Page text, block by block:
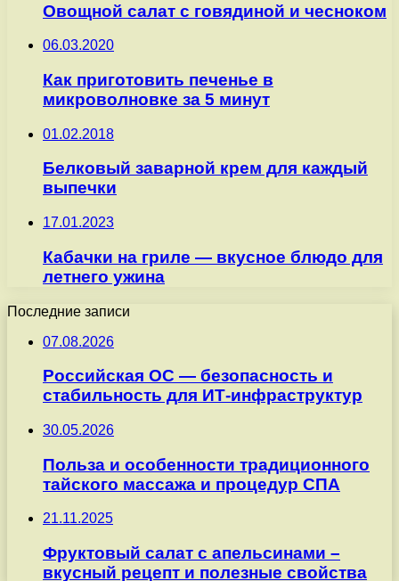
Овощной салат с говядиной и чесноком
06.03.2020
Как приготовить печенье в
микроволновке за 5 минут
01.02.2018
Белковый заварной крем для каждый
выпечки
17.01.2023
Кабачки на гриле — вкусное блюдо для
летнего ужина
Последние записи
07.08.2026
Российская ОС — безопасность и
стабильность для ИТ-инфраструктур
30.05.2026
Польза и особенности традиционного
тайского массажа и процедур СПА
21.11.2025
Фруктовый салат с апельсинами –
вкусный рецепт и полезные свойства